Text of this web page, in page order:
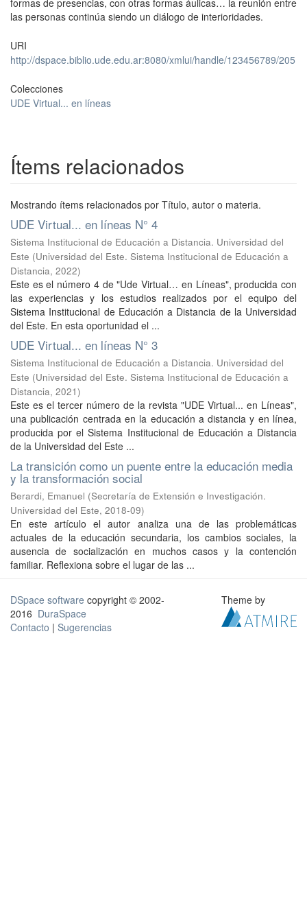
las personas continúa siendo un diálogo de interioridades.
URI
http://dspace.biblio.ude.edu.ar:8080/xmlui/handle/123456789/205
Colecciones
UDE Virtual... en líneas
Ítems relacionados
Mostrando ítems relacionados por Título, autor o materia.
UDE Virtual... en líneas N° 4
Sistema Institucional de Educación a Distancia. Universidad del
Este (Universidad del Este. Sistema Institucional de Educación a
Distancia, 2022)
Este es el número 4 de "Ude Virtual… en Líneas", producida con
las experiencias y los estudios realizados por el equipo del
Sistema Institucional de Educación a Distancia de la Universidad
del Este. En esta oportunidad el ...
UDE Virtual... en líneas N° 3
Sistema Institucional de Educación a Distancia. Universidad del
Este (Universidad del Este. Sistema Institucional de Educación a
Distancia, 2021)
Este es el tercer número de la revista "UDE Virtual... en Líneas",
una publicación centrada en la educación a distancia y en línea,
producida por el Sistema Institucional de Educación a Distancia
de la Universidad del Este ...
La transición como un puente entre la educación media
y la transformación social
Berardi, Emanuel (Secretaría de Extensión e Investigación.
Universidad del Este, 2018-09)
En este artículo el autor analiza una de las problemáticas
actuales de la educación secundaria, los cambios sociales, la
ausencia de socialización en muchos casos y la contención
familiar. Reflexiona sobre el lugar de las ...
DSpace software copyright © 2002-
2016 DuraSpace
Contacto | Sugerencias
Theme by